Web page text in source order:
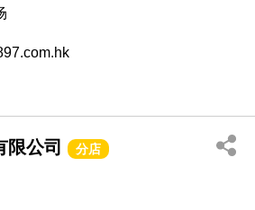
限公司 分店